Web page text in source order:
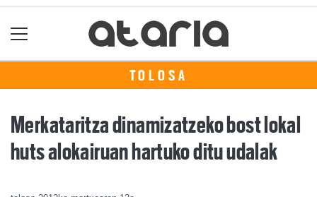
TOLOSA
Merkataritza dinamizatzeko bost lokal
huts alokairuan hartuko ditu udalak